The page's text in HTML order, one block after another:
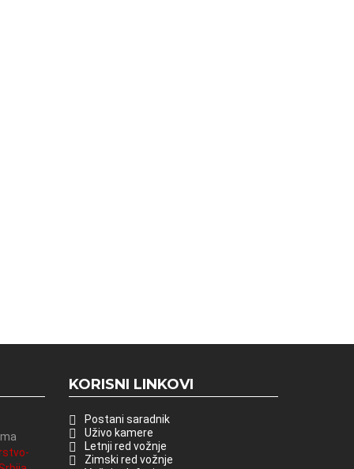
KORISNI LINKOVI
Postani saradnik
Uživo kamere
Letnji red vožnje
Zimski red vožnje